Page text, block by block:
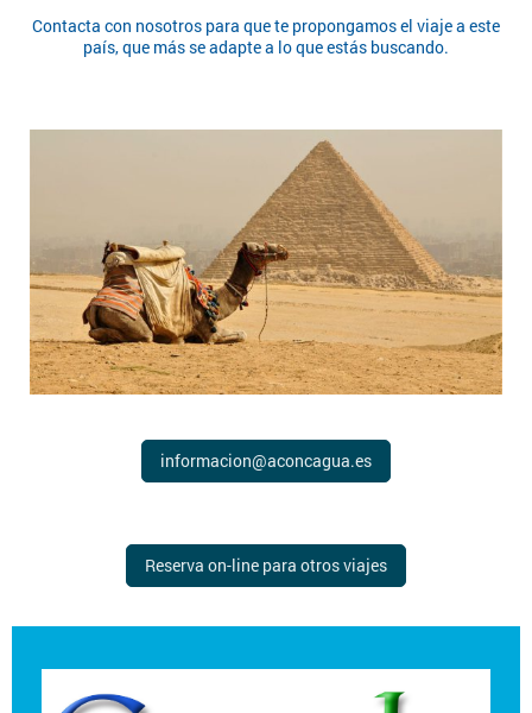
Contacta con nosotros para que te propongamos el viaje a este
país, que más se adapte a lo que estás buscando.
informacion@aconcagua.es
Reserva on-line para otros viajes